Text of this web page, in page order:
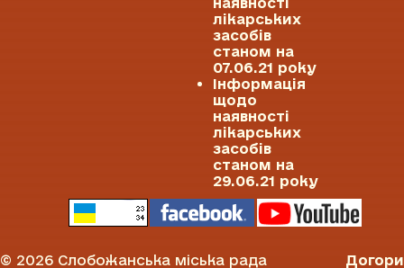
лікарських
засобів
станом на
07.06.21 року
Інформація
щодо
наявності
лікарських
засобів
станом на
29.06.21 року
Догори
© 2026 Слобожанська міська рада